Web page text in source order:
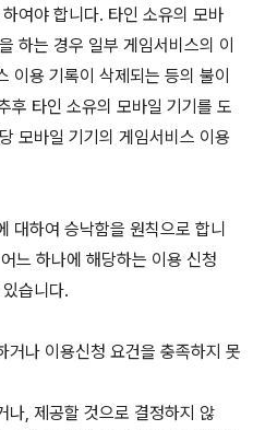
여야 합니다. 타인 소유의 모바
하는 경우 일부 게임서비스의 이
이용 기록이 삭제되는 등의 불이
후 타인 소유의 모바일 기기를 도
모바일 기기의 게임서비스 이용
대하여 승낙함을 원칙으로 합니
느 하나에 해당하는 이용 신청
습니다.
거나 이용신청 요건을 충족하지 못
나, 제공할 것으로 결정하지 않